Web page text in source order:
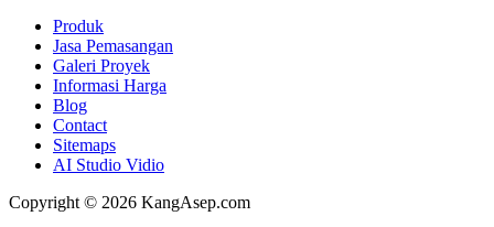
Produk
Jasa Pemasangan
Galeri Proyek
Informasi Harga
Blog
Contact
Sitemaps
AI Studio Vidio
Copyright © 2026 KangAsep.com